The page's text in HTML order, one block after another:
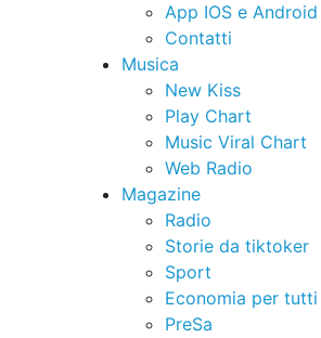
App IOS e Android
Contatti
Musica
New Kiss
Play Chart
Music Viral Chart
Web Radio
Magazine
Radio
Storie da tiktoker
Sport
Economia per tutti
PreSa